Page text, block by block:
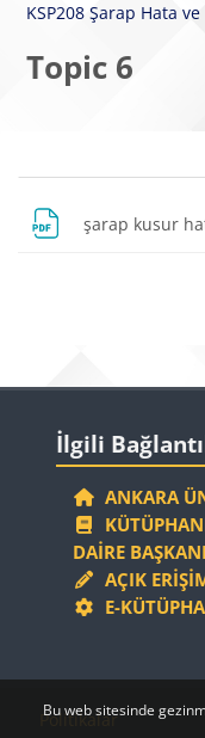
Bu web sitesinde
KSP208 Şarap Hata ve
Topic 6
Bloklar
Bölüm
şarap kusur
Bloklar
İlgili
ANKARA
DAIRE
AÇIK
E-
Bloklar
Bloklar
Politikalar